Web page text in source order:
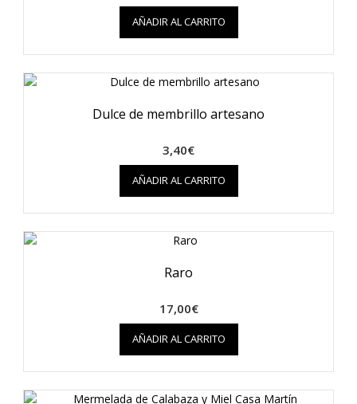
AÑADIR AL CARRITO
Dulce de membrillo artesano
3,40€
AÑADIR AL CARRITO
Raro
17,00€
AÑADIR AL CARRITO